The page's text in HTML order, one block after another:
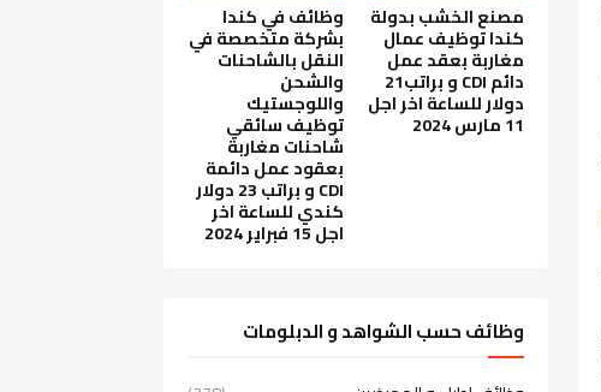
مصنع الخشب بدولة
كندا توظيف عمال
مغاربة بعقد عمل
دائم CDI و براتب21
دولار للساعة اخر اجل
11 مارس 2024
وظائف في كندا
بشركة متخصصة في
النقل بالشاحنات
والشحن
واللوجستيك
توظيف سائقي
شاحنات مغاربة
بعقود عمل دائمة
CDI و براتب 23 دولار
كندي للساعة اخر
اجل 15 فبراير 2024
وظائف حسب الشواهد و الدبلومات